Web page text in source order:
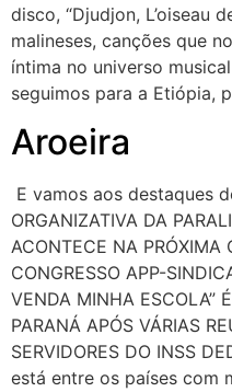
disco, “Djudjon, L’oiseau
malineses, canções que
íntima no universo
seguimos para a Etiópia,
Aroeira
E vamos aos destaques
ORGANIZATIVA DA
ACONTECE NA PRÓXIMA
CONGRESSO APP-
VENDA MINHA ESCOLA”
PARANÁ APÓS VÁRIAS
SERVIDORES DO INSS
está entre os países com